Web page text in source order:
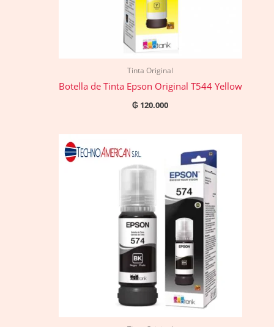
Tinta Original
Botella de Tinta Epson Original T544 Yellow
₲ 120.000